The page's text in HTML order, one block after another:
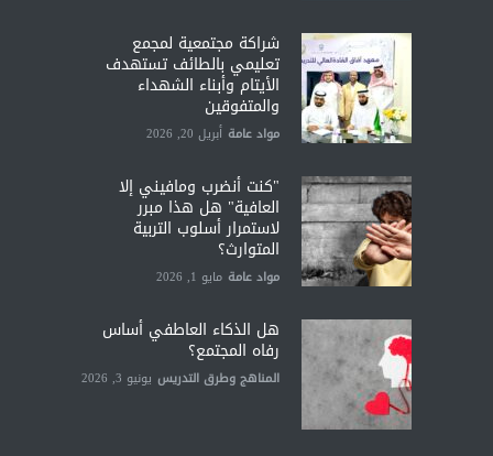
شراكة مجتمعية لمجمع
تعليمي بالطائف تستهدف
الأيتام وأبناء الشهداء
والمتفوقين
مواد عامة أبريل 20, 2026
"كنت أنضرب ومافيني إلا
العافية" هل هذا مبرر
لاستمرار أسلوب التربية
المتوارث؟
مواد عامة مايو 1, 2026
هل الذكاء العاطفي أساس
رفاه المجتمع؟
المناهج وطرق التدريس يونيو 3, 2026